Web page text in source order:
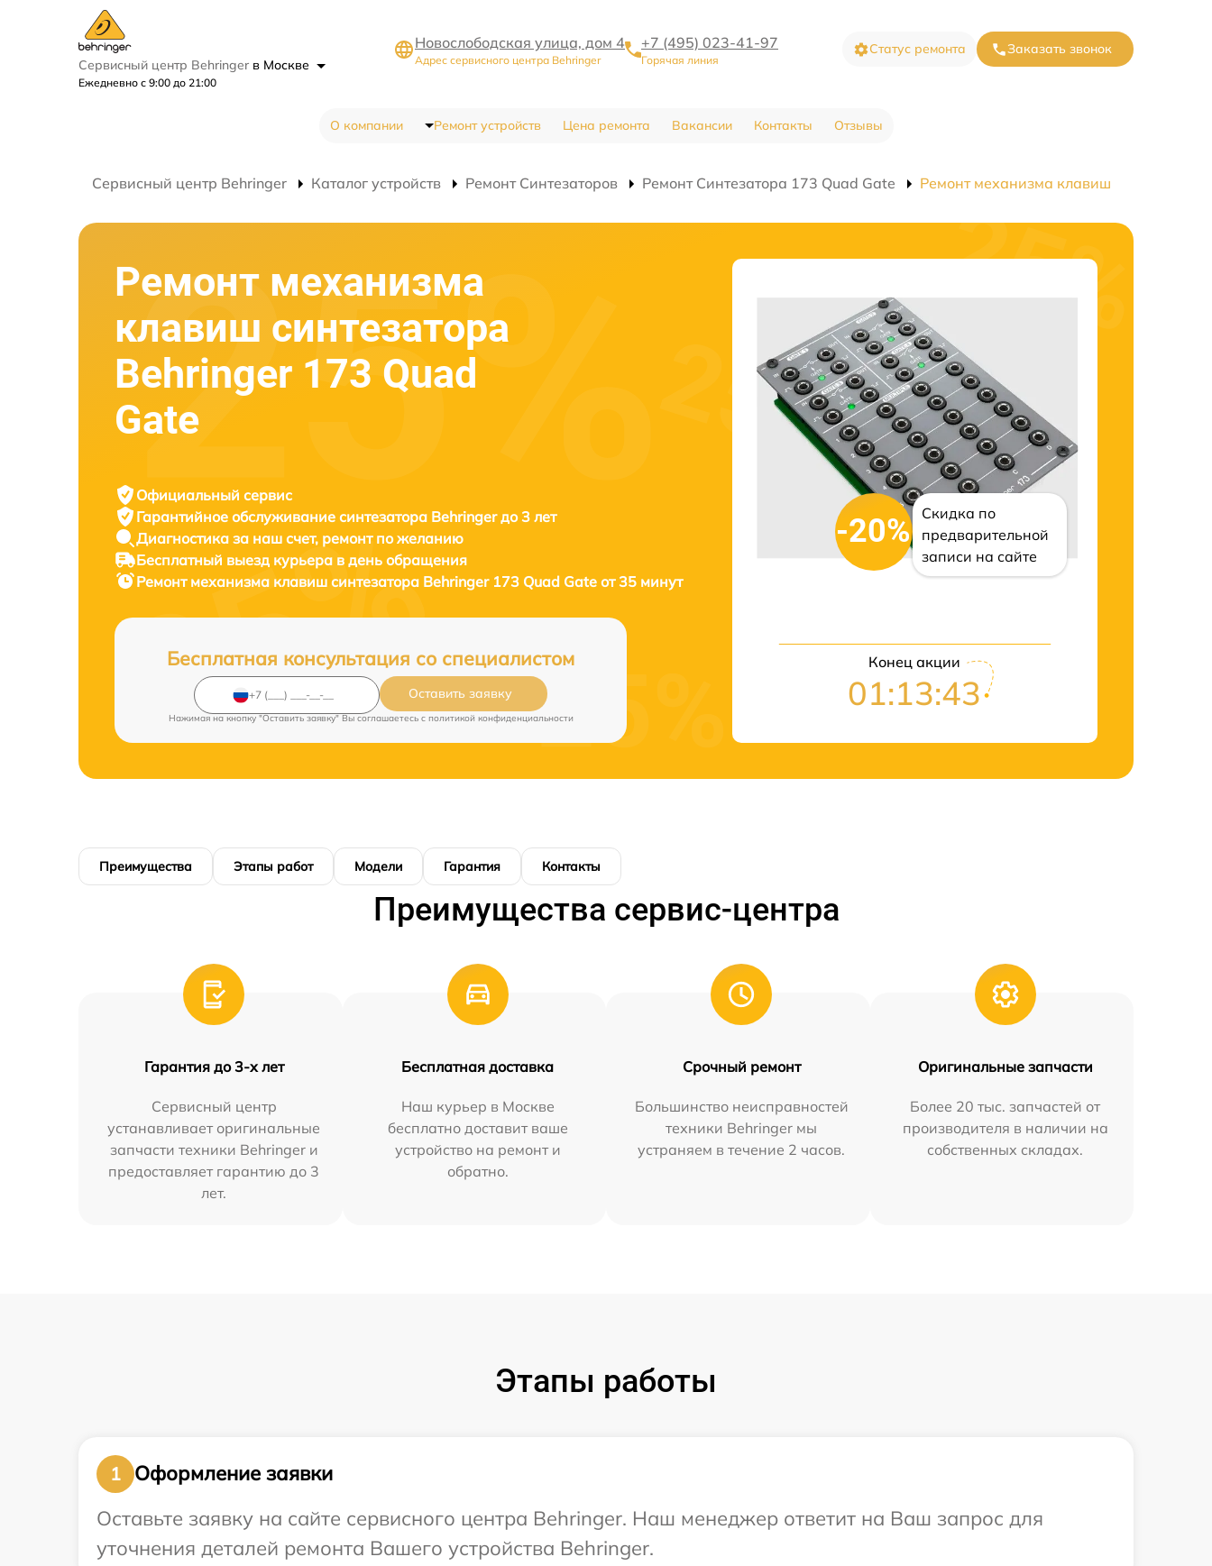
Сервисный центр Behringer в Москве
Ежедневно с 9:00 до 21:00
Новослободская улица, дом 4
Адрес сервисного центра Behringer
+7 (495) 023-41-97
Горячая линия
Статус ремонта Заказать звонок
О компании Ремонт устройств Цена ремонта Вакансии Контакты Отзывы
Сервисный центр Behringer Каталог устройств Ремонт Синтезаторов Ремонт Синтезатора 173 Quad Gate Ремонт механизма клавиш
Ремонт механизма
клавиш синтезатора
Behringer 173 Quad
Gate
Официальный сервис
Гарантийное обслуживание синтезатора Behringer до 3 лет
Диагностика за наш счет, ремонт по желанию
Бесплатный выезд курьера в день обращения
Ремонт механизма клавиш синтезатора Behringer 173 Quad Gate от 35 минут
Бесплатная консультация со специалистом
Оставить заявку
Нажимая на кнопку "Оставить заявку" Вы соглашаетесь c политикой конфиденциальности
-20%
Скидка по
предварительной
записи на сайте
Конец акции
01:13:42
Преимущества Этапы работ Модели Гарантия Контакты
Преимущества сервис-центра
Гарантия до 3-х лет
Сервисный центр
устанавливает оригинальные
запчасти техники Behringer и
предоставляет гарантию до 3
лет.
Бесплатная доставка
Наш курьер в Москве
бесплатно доставит ваше
устройство на ремонт и
обратно.
Срочный ремонт
Большинство неисправностей
техники Behringer мы
устраняем в течение 2 часов.
Оригинальные запчасти
Более 20 тыс. запчастей от
производителя в наличии на
собственных складах.
Этапы работы
1
Оформление заявки
Оставьте заявку на сайте сервисного центра Behringer. Наш менеджер ответит на Ваш запрос для
уточнения деталей ремонта Вашего устройства Behringer.